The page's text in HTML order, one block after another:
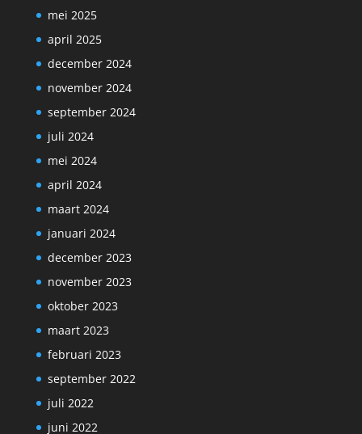
mei 2025
april 2025
december 2024
november 2024
september 2024
juli 2024
mei 2024
april 2024
maart 2024
januari 2024
december 2023
november 2023
oktober 2023
maart 2023
februari 2023
september 2022
juli 2022
juni 2022